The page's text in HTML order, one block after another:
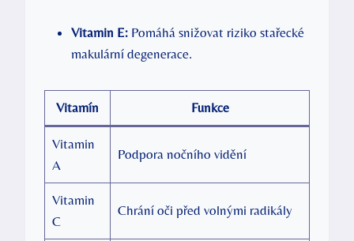
Vitamin E: Pomáhá snižovat riziko stařecké
makulární degenerace.
Vitamín Funkce
Vitamin
A
Podpora nočního vidění
Vitamin
C
Chrání oči před volnými radikály